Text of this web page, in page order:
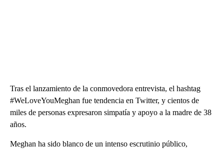
Tras el lanzamiento de la conmovedora entrevista, el hashtag
#WeLoveYouMeghan fue tendencia en Twitter, y cientos de
miles de personas expresaron simpatía y apoyo a la madre de 38
años.
Meghan ha sido blanco de un intenso escrutinio público,